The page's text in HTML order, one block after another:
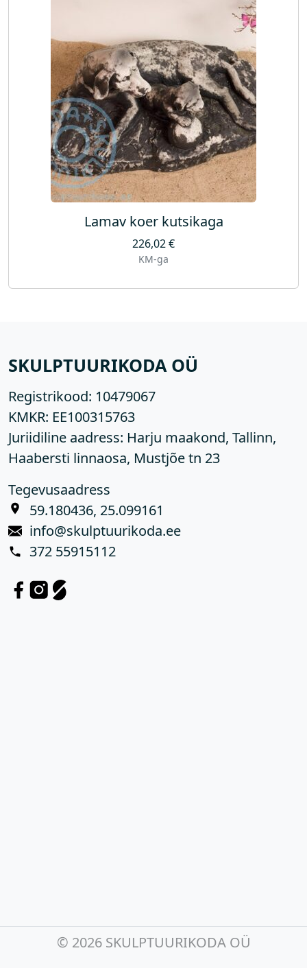
Lamav koer kutsikaga
226,02€
KM-ga
SKULPTUURIKODA OÜ
Registrikood: 10479067
KMKR: EE100315763
Juriidiline aadress: Harju maakond, Tallinn,
Haabersti linnaosa, Mustjõe tn 23
Tegevusaadress
59.180436, 25.099161
info@skulptuurikoda.ee
372 55915112
© 2026 SKULPTUURIKODA OÜ